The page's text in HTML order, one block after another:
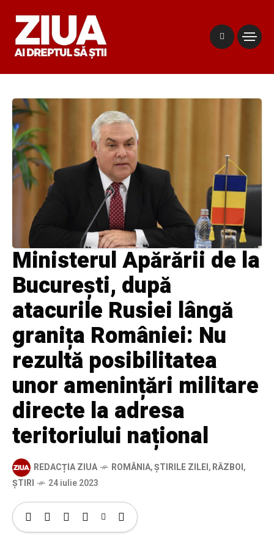
Ministerul Apărării de la
București, după
atacurile Rusiei lângă
granița României: Nu
rezultă posibilitatea
unor amenințări militare
directe la adresa
teritoriului național
REDACȚIA ZIUA ROMÂNIA,ȘTIRILE ZILEI,RĂZBOI,
ȘTIRI
24 iulie 2023